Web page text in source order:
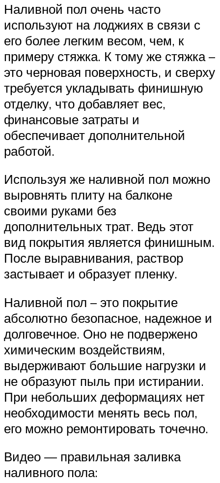
Наливной пол очень часто
используют на лоджиях в связи с
его более легким весом, чем, к
примеру стяжка. К тому же стяжка –
это черновая поверхность, и сверху
требуется укладывать финишную
отделку, что добавляет вес,
финансовые затраты и
обеспечивает дополнительной
работой.
Используя же наливной пол можно
выровнять плиту на балконе
своими руками без
дополнительных трат. Ведь этот
вид покрытия является финишным.
После выравнивания, раствор
застывает и образует пленку.
Наливной пол – это покрытие
абсолютно безопасное, надежное и
долговечное. Оно не подвержено
химическим воздействиям,
выдерживают большие нагрузки и
не образуют пыль при истирании.
При небольших деформациях нет
необходимости менять весь пол,
его можно ремонтировать точечно.
Видео — правильная заливка
наливного пола: